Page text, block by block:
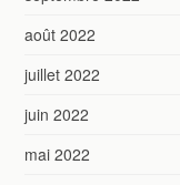
août 2022
juillet 2022
juin 2022
mai 2022